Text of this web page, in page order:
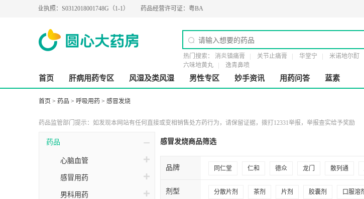
营业执照：S0312018001748G（1-1） 药品经营许可证：粤BA0200274
热门搜索： 消炎镇痛膏 关节止痛膏 华堂宁 米诺地尔酊
六味地黄丸
逸青鼻喷
首页 肝病用药专区 风湿及类风湿 男性专区 妙手资讯 用药问答 蓝素
首页 > 药品 > 呼吸用药 > 感冒发烧
药品监管部门提示：如发现本网站有任何直接或变相销售处方药行为，请保留证据，拨打12331举报，举报查实给予奖励
药品
心脑血管
感冒用药
男科用药
感冒发烧商品筛选
品牌 同仁堂 仁和 德众 龙门 散列通
剂型 分散片剂 茶剂 片剂 胶囊剂 口服溶